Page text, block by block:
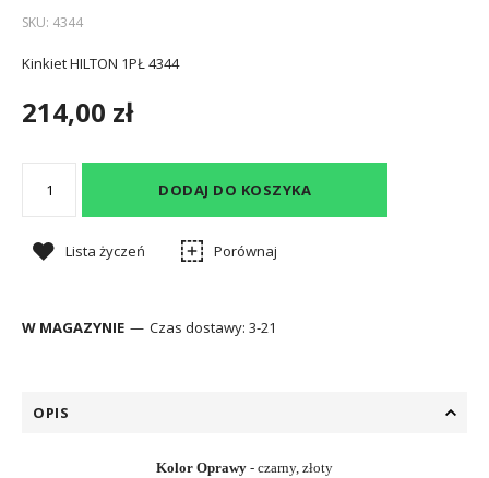
SKU: 4344
Kinkiet HILTON 1PŁ 4344
214,00 zł
DODAJ DO KOSZYKA
Lista życzeń Porównaj
W MAGAZYNIE Czas dostawy: 3-21
OPIS
Kolor Oprawy - czarny, złoty